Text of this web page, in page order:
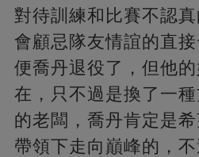
對待訓練和比賽不認
會顧忌隊友情誼的直
便喬丹退役了，但他
在，只不過是換了一
的老闆，喬丹肯定是
帶領下走向巔峰的，